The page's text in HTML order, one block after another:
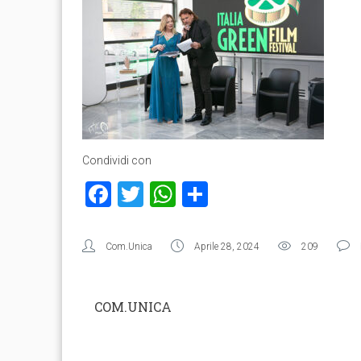
Condividi con
Facebook
TwitterWhatsApp
Com.Unica Aprile 28, 2024 209
COM.UNICA